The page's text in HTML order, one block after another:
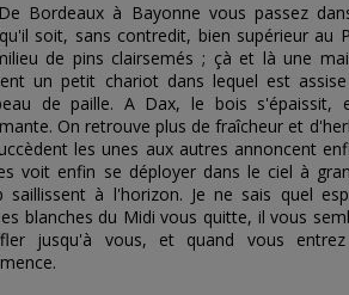
Bordeaux à Bayonne vous passez
soit, sans contredit, bien supérieur au
de pins clairsemés ; çà et là une
un petit chariot dans lequel est
de paille. A Dax, le bois
On retrouve plus de fraîcheur et
les unes aux autres annoncent
voit enfin se déployer dans le ciel à
saillissent à l'horizon. Je ne sais quel
blanches du Midi vous quitte, il vous
jusqu'à vous, et quand vous